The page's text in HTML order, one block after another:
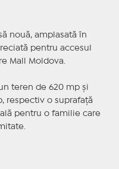
nouă, amplasată în
pentru accesul
Mall Moldova.
teren de 620 mp și
respectiv o suprafață
pentru o familie care